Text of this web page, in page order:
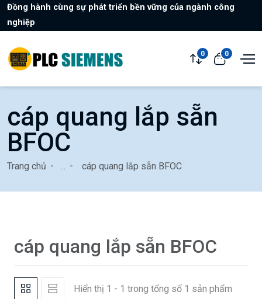
Đồng hành cùng sự phát triển bền vững của ngành công
nghiệp
0 0
cáp quang lắp sẵn
BFOC
Trang chủ cáp quang lắp sẵn BFOC
cáp quang lắp sẵn BFOC
Hiển thị 1 - 1 trong tổng số 1 sản phẩm